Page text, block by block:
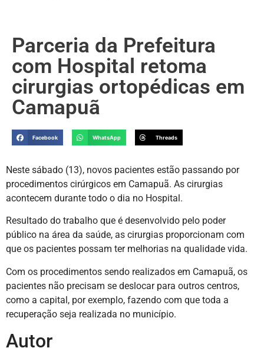
Parceria da Prefeitura
com Hospital retoma
cirurgias ortopédicas em
Camapuã
Facebook WhatsApp Threads
Neste sábado (13), novos pacientes estão passando por
procedimentos cirúrgicos em Camapuã. As cirurgias
acontecem durante todo o dia no Hospital.
Resultado do trabalho que é desenvolvido pelo poder
público na área da saúde, as cirurgias proporcionam com
que os pacientes possam ter melhorias na qualidade vida.
Com os procedimentos sendo realizados em Camapuã, os
pacientes não precisam se deslocar para outros centros,
como a capital, por exemplo, fazendo com que toda a
recuperação seja realizada no município.
Autor